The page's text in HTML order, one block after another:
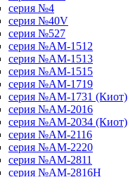
серия №4
серия №40V
серия №527
серия №AM-1512
серия №AM-1513
серия №AM-1515
серия №AM-1719
серия №AM-1731 (Киот)
серия №AM-2016
серия №AM-2034 (Киот)
серия №AM-2116
серия №AM-2220
серия №AM-2811
серия №AM-2816H